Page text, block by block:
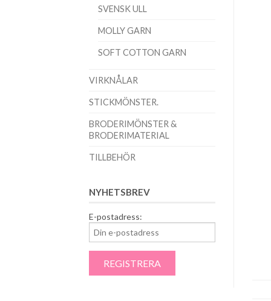
SVENSK ULL
MOLLY GARN
SOFT COTTON GARN
VIRKNÅLAR
STICKMÖNSTER.
BRODERIMÖNSTER &
BRODERIMATERIAL
TILLBEHÖR
NYHETSBREV
E-postadress: